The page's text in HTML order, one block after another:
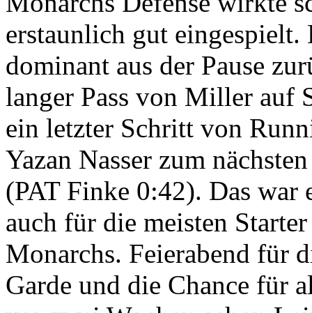
erstaunlich gut eingespielt.
dominant aus der Pause
langer Pass von Miller auf
ein letzter Schritt von
Yazan Nasser zum
(PAT Finke 0:42). Das war
auch für die meisten
Monarchs. Feierabend für
Garde und die Chance für